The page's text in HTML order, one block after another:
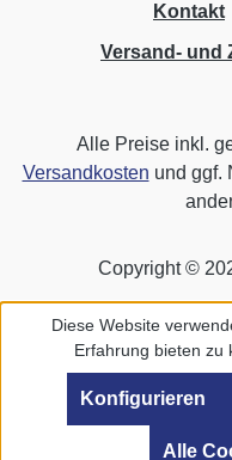
Kontakt
Versand- und
Alle Preise inkl.
Versandkosten und ggf.
Copyright ©
Diese Website
Erfahrung bieten zu
Konfigurieren
Alle